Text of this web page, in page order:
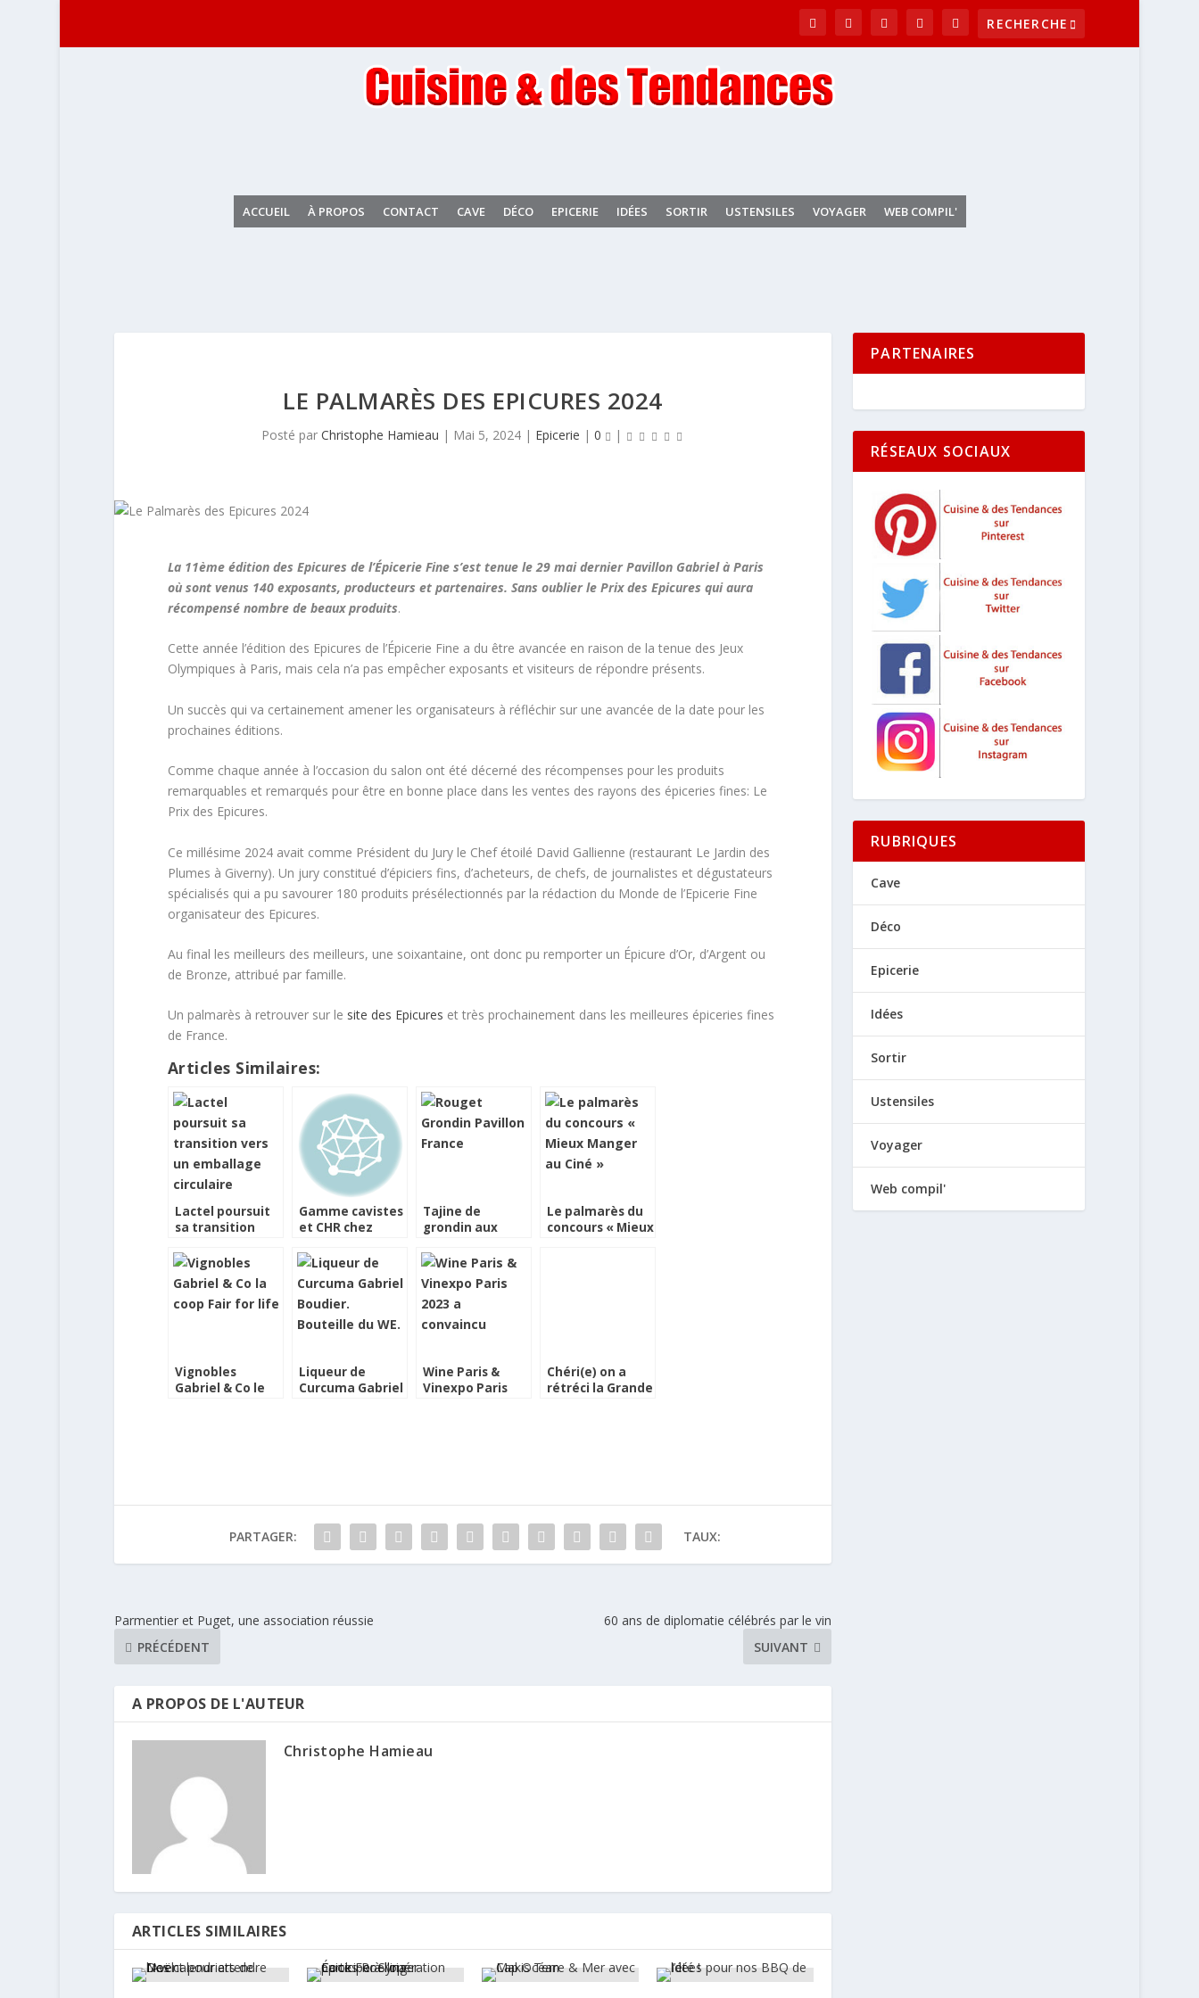
ACCUEIL À PROPOS CONTACT CAVE DÉCO EPICERIE IDÉES SORTIR USTENSILES VOYAGER WEB COMPIL'
LE PALMARÈS DES EPICURES 2024
Posté par Christophe Hamieau | Mai 5, 2024| Epicerie | 0 |
La 11ème édition des Epicures de l’Épicerie Fine s’est tenue le 29 mai dernier Pavillon Gabriel à Paris
où sont venus 140 exposants, producteurs et partenaires. Sans oublier le Prix des Epicures qui aura
récompensé nombre de beaux produits.
Cette année l’édition des Epicures de l’Épicerie Fine a du être avancée en raison de la tenue des Jeux
Olympiques à Paris, mais cela n’a pas empêcher exposants et visiteurs de répondre présents.
Un succès qui va certainement amener les organisateurs à réfléchir sur une avancée de la date pour les
prochaines éditions.
Comme chaque année à l’occasion du salon ont été décerné des récompenses pour les produits
remarquables et remarqués pour être en bonne place dans les ventes des rayons des épiceries fines: Le
Prix des Epicures.
Ce millésime 2024 avait comme Président du Jury le Chef étoilé David Gallienne (restaurant Le Jardin des
Plumes à Giverny). Un jury constitué d’épiciers fins, d’acheteurs, de chefs, de journalistes et dégustateurs
spécialisés qui a pu savourer 180 produits présélectionnés par la rédaction du Monde de l’Epicerie Fine
organisateur des Epicures.
Au final les meilleurs des meilleurs, une soixantaine, ont donc pu remporter un Épicure d’Or, d’Argent ou
de Bronze, attribué par famille.
Un palmarès à retrouver sur le site des Epicures et très prochainement dans les meilleures épiceries fines
de France.
Articles Similaires:
Lactel poursuit
sa transition
emballage
circulaire
Gamme cavistes
et CHR chez
Gabriel & Co
Tajine de
grondin aux
Le palmarès du
concours « Mieux
Vignobles
Gabriel & Co le
Liqueur de
Curcuma Gabriel
Wine Paris &
Vinexpo Paris
Chéri(e) on a
rétréci la Grande
PARTAGER: TAUX:
Parmentier et Puget, une association réussie
PRÉCÉDENT
60 ans de diplomatie célébrés par le vin
SUIVANT
A PROPOS DE L'AUTEUR
Christophe Hamieau
ARTICLES SIMILAIRES
PARTENAIRES
RÉSEAUX SOCIAUX
RUBRIQUES
Cave
Déco
Epicerie
Idées
Sortir
Ustensiles
Voyager
Web compil'